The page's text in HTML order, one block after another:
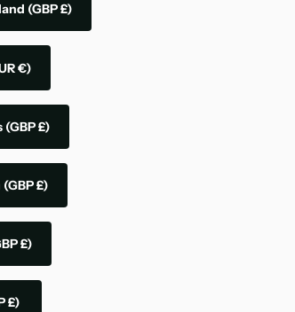
(GBP £)
€)
(GBP £)
(GBP £)
£)
£)